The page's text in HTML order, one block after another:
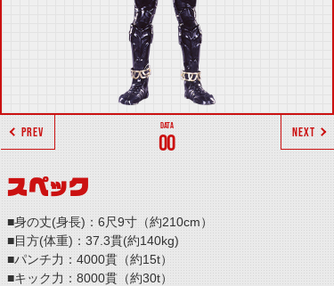
00
PREV NEXT
スペック
■身の丈(身長)：6尺9寸（約210cm）
■目方(体重)：37.3貫(約140kg)
■パンチ力：4000貫（約15t）
■キック力：8000貫（約30t）